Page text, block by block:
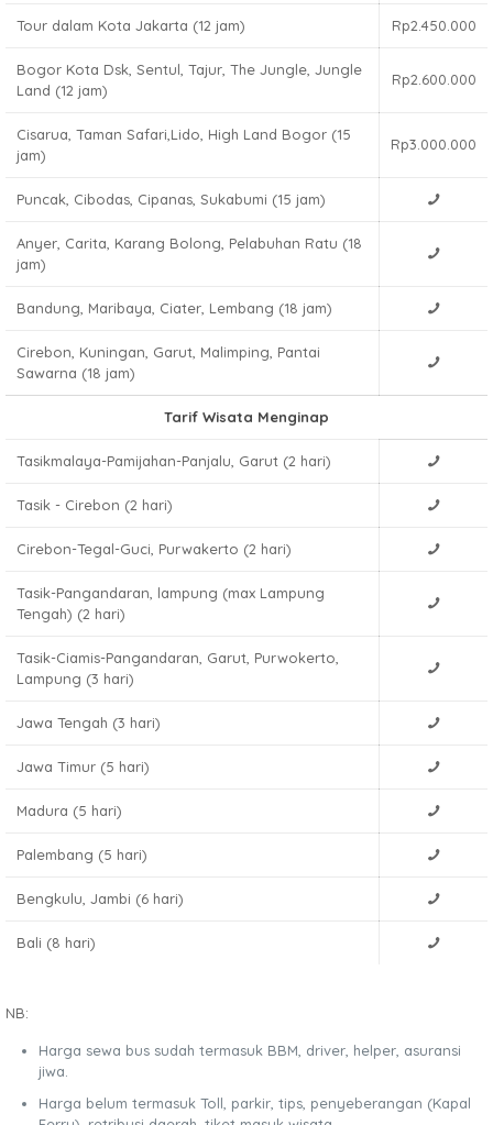
Tour dalam Kota Jakarta (12 jam) Rp2.450.000
Bogor Kota Dsk, Sentul, Tajur, The Jungle, Jungle
Land (12 jam)
Rp2.600.000
Cisarua, Taman Safari,Lido, High Land Bogor (15
jam)
Rp3.000.000
Puncak, Cibodas, Cipanas, Sukabumi (15 jam)
Anyer, Carita, Karang Bolong, Pelabuhan Ratu (18
jam)
Bandung, Maribaya, Ciater, Lembang (18 jam)
Cirebon, Kuningan, Garut, Malimping, Pantai
Sawarna (18 jam)
Tarif Wisata Menginap
Tasikmalaya-Pamijahan-Panjalu, Garut (2 hari)
Tasik - Cirebon (2 hari)
Cirebon-Tegal-Guci, Purwakerto (2 hari)
Tasik-Pangandaran, lampung (max Lampung
Tengah) (2 hari)
Tasik-Ciamis-Pangandaran, Garut, Purwokerto,
Lampung (3 hari)
Jawa Tengah (3 hari)
Jawa Timur (5 hari)
Madura (5 hari)
Palembang (5 hari)
Bengkulu, Jambi (6 hari)
Bali (8 hari)
NB:
Harga sewa bus sudah termasuk BBM, driver, helper, asuransi
jiwa.
Harga belum termasuk Toll, parkir, tips, penyeberangan (Kapal